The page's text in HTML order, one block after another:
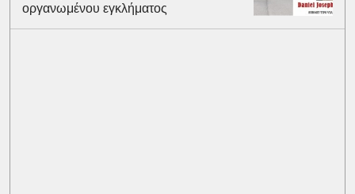
οργανωμένου εγκλήματος